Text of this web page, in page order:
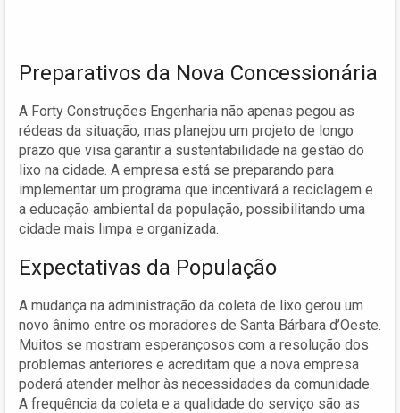
Preparativos da Nova Concessionária
A Forty Construções Engenharia não apenas pegou as
rédeas da situação, mas planejou um projeto de longo
prazo que visa garantir a sustentabilidade na gestão do
lixo na cidade. A empresa está se preparando para
implementar um programa que incentivará a reciclagem e
a educação ambiental da população, possibilitando uma
cidade mais limpa e organizada.
Expectativas da População
A mudança na administração da coleta de lixo gerou um
novo ânimo entre os moradores de Santa Bárbara d’Oeste.
Muitos se mostram esperançosos com a resolução dos
problemas anteriores e acreditam que a nova empresa
poderá atender melhor às necessidades da comunidade.
A frequência da coleta e a qualidade do serviço são as